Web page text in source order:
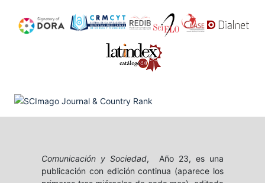
Comunicación y Sociedad, Año 23, es una
publicación con edición continua (aparece los